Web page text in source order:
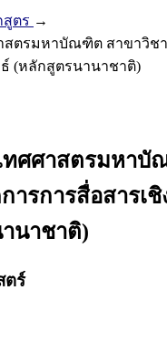
ตร →
สตรมหาบัณฑิต สาขาวิช
(หลักสูตรนานาชาติ)
ทศศาสตรมหาบั
ารการสื่อสารเ
นาชาติ)
ตร์